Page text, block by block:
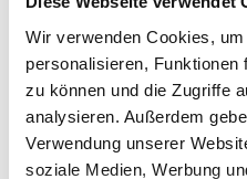
Wir verwenden Cookies,
personalisieren, Funktionen
zu können und die Zugriffe
analysieren. Außerdem
Verwendung unserer
soziale Medien, Werbung
当サイトにご来訪いた
す。私たちのサイトはド
ております。
入場券に関するご質問